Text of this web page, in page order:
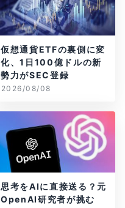
仮想通貨ETFの裏側に変
化、1日100億ドルの新
勢力がSEC登録
2026/08/08
思考をAIに直接送る？元
OpenAI研究者が挑む